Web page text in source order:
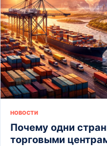
НОВОСТИ
Почему одни
торговыми